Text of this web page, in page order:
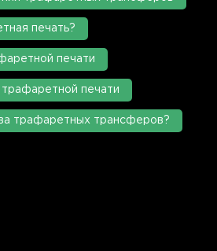
печать?
печати
печати
трафаретных трансферов?